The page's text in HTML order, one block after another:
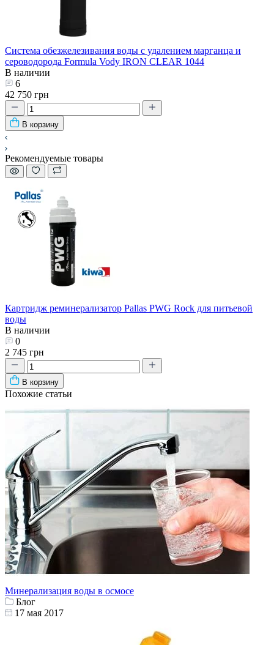
Система обезжелезивания воды с удалением марганца и
сероводорода Formula Vody IRON CLEAR 1044
В наличии
6
42 750 грн
В корзину
Рекомендуемые товары
Картридж реминерализатор Pallas PWG Rock для питьевой
воды
В наличии
0
2 745 грн
В корзину
Похожие статьи
Минерализация воды в осмосе
Блог
17 мая 2017